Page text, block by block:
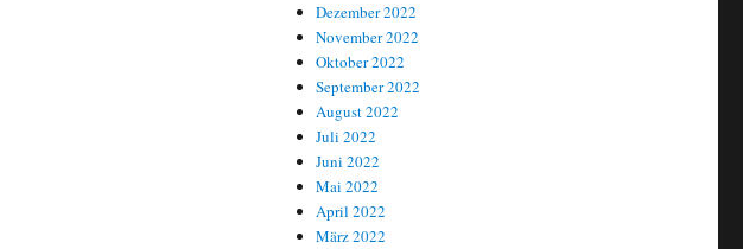
Dezember 2022
November 2022
Oktober 2022
September 2022
August 2022
Juli 2022
Juni 2022
Mai 2022
April 2022
März 2022